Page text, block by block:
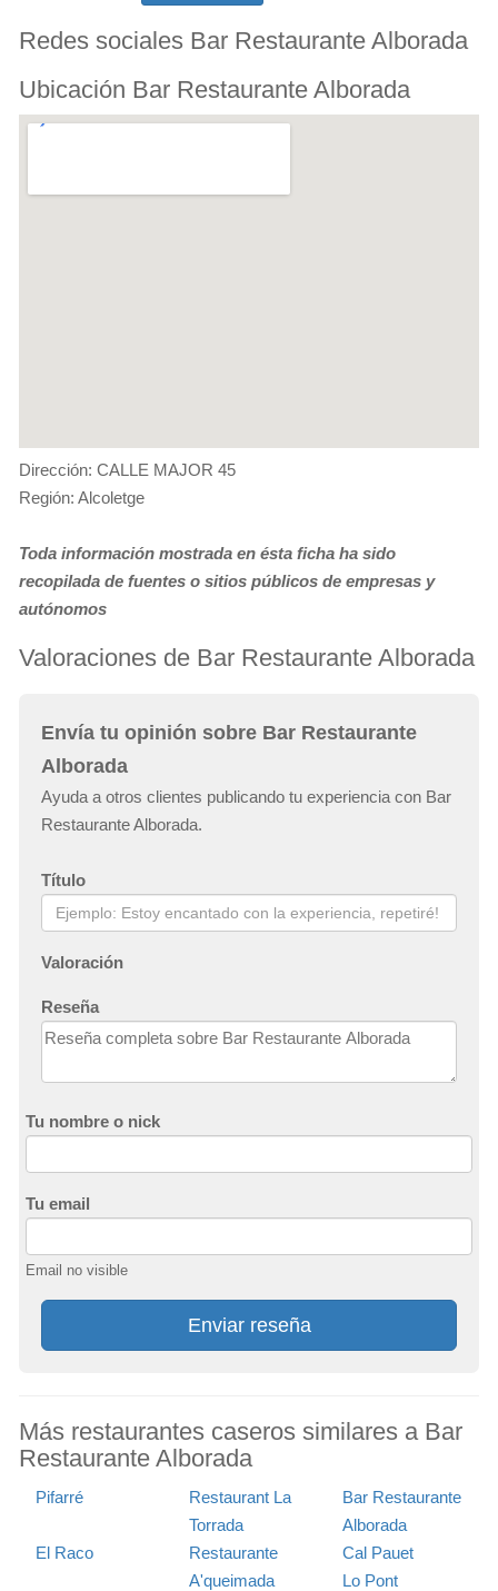
Redes sociales Bar Restaurante Alborada
Ubicación Bar Restaurante Alborada
Dirección: CALLE MAJOR 45
Región: Alcoletge
Toda información mostrada en ésta ficha ha sido
recopilada de fuentes o sitios públicos de empresas y
autónomos
Valoraciones de Bar Restaurante Alborada
Envía tu opinión sobre Bar Restaurante
Alborada
Ayuda a otros clientes publicando tu experiencia con Bar
Restaurante Alborada.
Título
Valoración
Reseña
Tu nombre o nick
Tu email
Email no visible
Enviar reseña
Más restaurantes caseros similares a Bar
Restaurante Alborada
Pifarré
Restaurant La
Torrada
Bar Restaurante
Alborada
El Raco
Restaurante
A'queimada
Cal Pauet
Lo Pont